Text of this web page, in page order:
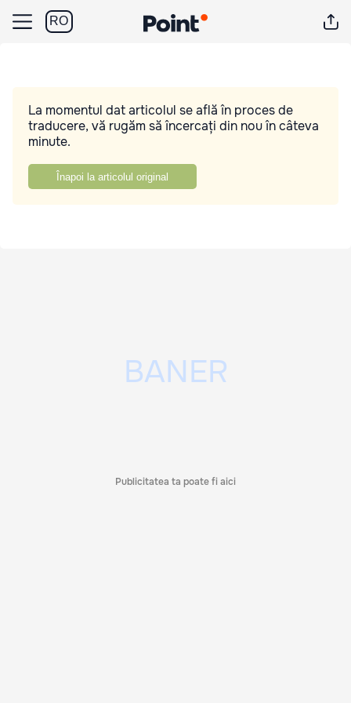
RO
La momentul dat articolul se află în proces de
traducere, vă rugăm să încercați din nou în câteva
minute.
Înapoi la articolul original
Publicitatea ta poate fi aici